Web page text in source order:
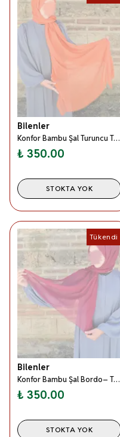
Bilenler
Konfor Bambu Şal Turuncu Tok Duruşlu, Kaymaz
₺ 350.00
STOKTA YOK
Tükendi
Bilenler
Konfor Bambu Şal Bordo– Tok Duruşlu, Kaymaz
₺ 350.00
STOKTA YOK